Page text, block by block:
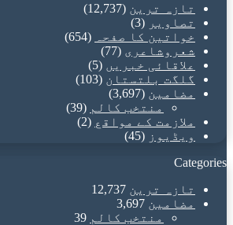
تازہ ترین (12,737)
تصاویر (3)
خواتین کا صفحہ
(654)
شعروشاعری (77)
علاقائی خبریں (5)
گلگت بلتستان (103)
مضامین (3,697)
منتخب کالم (39)
ملازمت کے مواقع (2)
ویڈیوز (45)
Categories
تازہ ترین 12,737
مضامین 3,697
منتخب کالم 39